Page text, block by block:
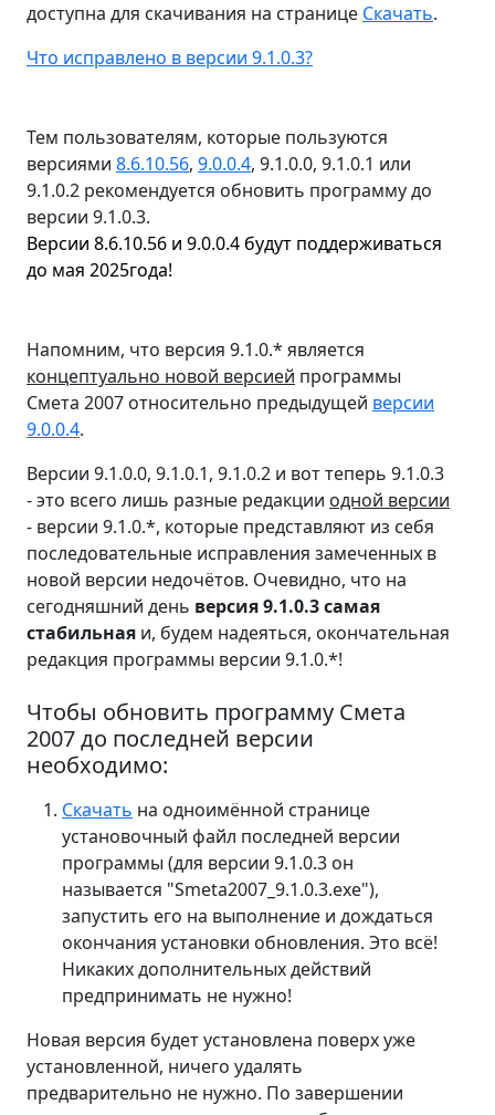
доступна для скачивания на странице Скачать.
Что исправлено в версии 9.1.0.3?
Тем пользователям, которые пользуются
версиями 8.6.10.56, 9.0.0.4, 9.1.0.0, 9.1.0.1 или
9.1.0.2 рекомендуется обновить программу до
версии 9.1.0.3.
Версии 8.6.10.56 и 9.0.0.4 будут поддерживаться
до мая 2025года!
Напомним, что версия 9.1.0.* является
концептуально новой версией программы
Смета 2007 относительно предыдущей версии
9.0.0.4.
Версии 9.1.0.0, 9.1.0.1, 9.1.0.2 и вот теперь 9.1.0.3
- это всего лишь разные редакции одной версии
- версии 9.1.0.*, которые представляют из себя
последовательные исправления замеченных в
новой версии недочётов. Очевидно, что на
сегодняшний день версия 9.1.0.3 самая
стабильная и, будем надеяться, окончательная
редакция программы версии 9.1.0.*!
Чтобы обновить программу Смета
2007 до последней версии
необходимо:
Скачать на одноимённой странице
установочный файл последней версии
программы (для версии 9.1.0.3 он
называется "Smeta2007_9.1.0.3.exe"),
запустить его на выполнение и дождаться
окончания установки обновления. Это всё!
Никаких дополнительных действий
предпринимать не нужно!
Новая версия будет установлена поверх уже
установленной, ничего удалять
предварительно не нужно. По завершении